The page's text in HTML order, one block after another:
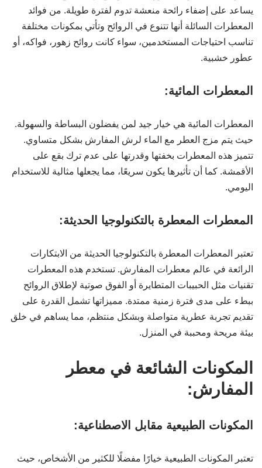
يساعد على إضفاء رائحة منعشة تدوم لفترة طويلة. من فوائد
المعطرات السائلة أنها تتنوع في الروائح وتأتي بمكونات مختلفة
تناسب احتياجات المستخدمين، سواء كانت روائح زهور، فواكه، أو
عطور خشبية.
المعطرات المائية:
المعطرات المائية هي خيار جيد لمن يفضلون البساطة والسهولة.
حيث يتم مزج العطر مع الماء لرش المفارش بشكل متساوي.
تتميز هذه المعطرات بخفتها وقدرتها على عدم ترك بقع على
الأقمشة. كما أن تأثيرها يكون سريعًا، مما يجعلها مثالية للاستخدام
اليومي.
المعطرات المعطرة بالتكنولوجيا الحديثة:
تعتبر المعطرات المعطرة بالتكنولوجيا الحديثة من الابتكارات
الرائعة في عالم معطرات المفارش. تستخدم هذه المعطرات
تقنيات مثل الحبيبات المتطايرة أو الفوق صوتية لإطلاق الروائح
ببطء على مدى فترة زمنية ممتدة. مميزاتها تشمل القدرة على
تقديم تجربة عطرية متواصلة وبشكل منتظم، مما يساهم في خلق
بيئة مريحة ومحببة في المنزل.
المكونات الشائعة في معطر
المفارش:
المكونات الطبيعية مقابل الاصطناعية:
تعتبر المكونات الطبيعية خيارًا مفضلًا للكثير من الأشخاص، حيث